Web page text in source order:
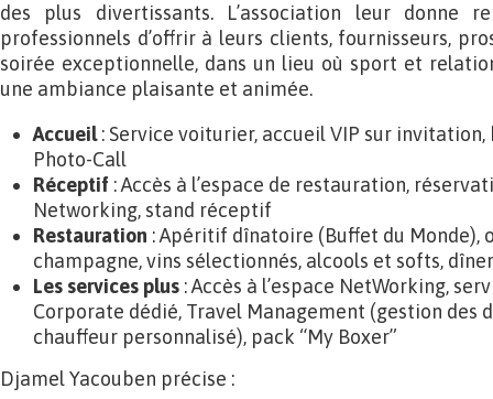
des plus divertissants. L’association leur donne
professionnels d’offrir à leurs clients, fournisseurs,
soirée exceptionnelle, dans un lieu où sport et
une ambiance plaisante et animée.
Accueil: Service voiturier, accueil VIP sur invitation,
Photo-Call
Réceptif : Accès à l’espace de restauration,
Networking, stand réceptif
Restauration : Apéritif dînatoire (Buffet du Monde),
champagne, vins sélectionnés, alcools et softs,
Les services plus : Accès à l’espace NetWorking,
Corporate dédié, Travel Management (gestion des
chauffeur personnalisé), pack “My Boxer”
Djamel Yacouben précise :